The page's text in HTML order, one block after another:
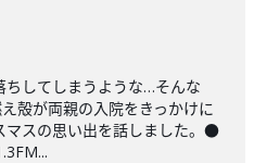
ちしてしまうような…そんな
殻が両親の入院をきっかけに
マスの思い出を話しました。●